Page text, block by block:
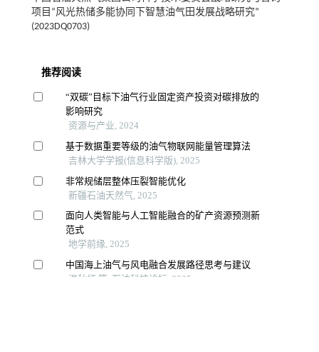
项目“风光热储多能协同下智慧油气田发展战略研究”
(2023DQ0703)